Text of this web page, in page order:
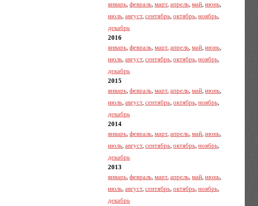
январь,февраль,март,апрель,май,июнь,
июль,август,сентябрь,октябрь,ноябрь,
декабрь
2016
январь,февраль,март,апрель,май,июнь,
июль,август,сентябрь,октябрь,ноябрь,
декабрь
2015
январь,февраль,март,апрель,май,июнь,
июль,август,сентябрь,октябрь,ноябрь,
декабрь
2014
январь,февраль,март,апрель,май,июнь,
июль,август,сентябрь,октябрь,ноябрь,
декабрь
2013
январь,февраль,март,апрель,май,июнь,
июль,август,сентябрь,октябрь,ноябрь,
декабрь